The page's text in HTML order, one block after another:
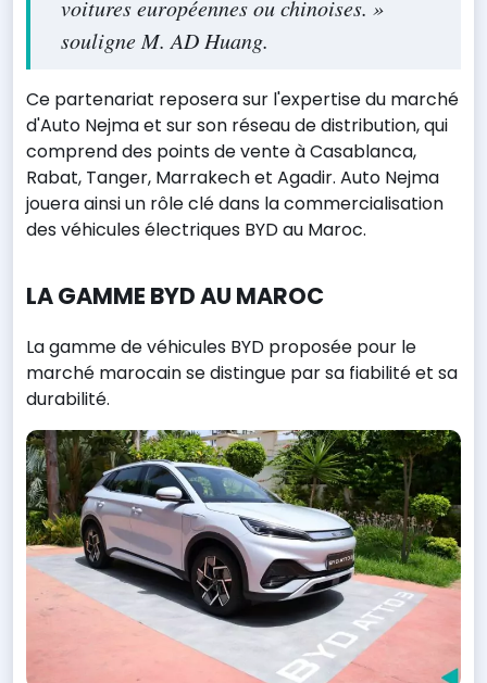
voitures européennes ou chinoises. »
souligne M. AD Huang.
Ce partenariat reposera sur l'expertise du marché
d'Auto Nejma et sur son réseau de distribution, qui
comprend des points de vente à Casablanca,
Rabat, Tanger, Marrakech et Agadir. Auto Nejma
jouera ainsi un rôle clé dans la commercialisation
des véhicules électriques BYD au Maroc.
LA GAMME BYD AU MAROC
La gamme de véhicules BYD proposée pour le
marché marocain se distingue par sa fiabilité et sa
durabilité.